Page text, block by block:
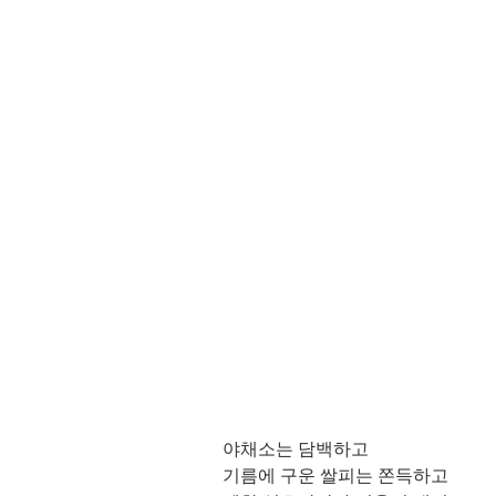
야채소는 담백하고
기름에 구운 쌀피는 쫀득하고